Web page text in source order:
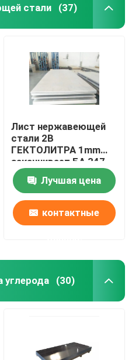
стали (37)
Лист нержавеющей
стали 2B
ГЕКТОЛИТРА 1mm
заканчивает БА 347
SS347H SS409L
25*3mmЛучшая цена
контактные
углерода (30)